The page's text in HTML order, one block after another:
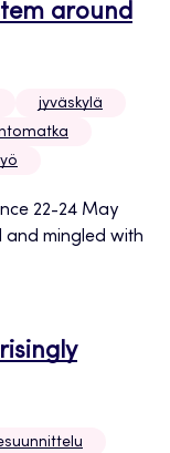
around
jyväskylä
22-24 May
and mingled with